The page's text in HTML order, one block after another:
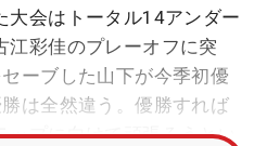
大会はトータル14アンダー
江彩佳のプレーオフに突
ーブした山下が今季初優
は全然違う。優勝すれば
ップに向けて頑張ろうとい